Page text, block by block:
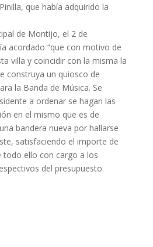
que había adquirido la
de Montijo, el 2 de
acordado “que con motivo de
villa y coincidir con la misma la
construya un quiosco de
la Banda de Música. Se
a ordenar se hagan las
en el mismo que es de
bandera nueva por hallarse
satisfaciendo el importe de
todo ello con cargo a los
del presupuesto